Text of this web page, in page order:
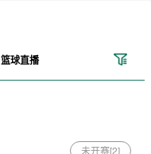
篮球直播
未开赛[2]